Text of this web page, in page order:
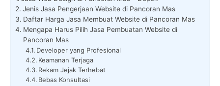
Jenis Jasa Pengerjaan Website di Pancoran Mas
Daftar Harga Jasa Membuat Website di Pancoran Mas
Mengapa Harus Pilih Jasa Pembuatan Website di
Pancoran Mas
Developer yang Profesional
Keamanan Terjaga
Rekam Jejak Terhebat
Bebas Konsultasi